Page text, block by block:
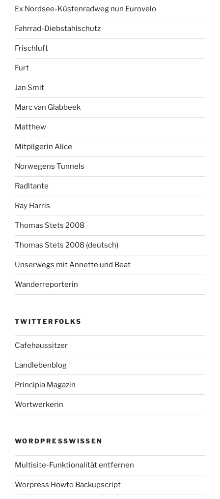
Ex Nordsee-Küstenradweg nun Eurovelo
Fahrrad-Diebstahlschutz
Frischluft
Furt
Jan Smit
Marc van Glabbeek
Matthew
Mitpilgerin Alice
Norwegens Tunnels
Radltante
Ray Harris
Thomas Stets 2008
Thomas Stets 2008 (deutsch)
Unserwegs mit Annette und Beat
Wanderreporterin
TWITTERFOLKS
Cafehaussitzer
Landlebenblog
Principia Magazin
Wortwerkerin
WORDPRESSWISSEN
Multisite-Funktionalität entfernen
Worpress Howto Backupscript